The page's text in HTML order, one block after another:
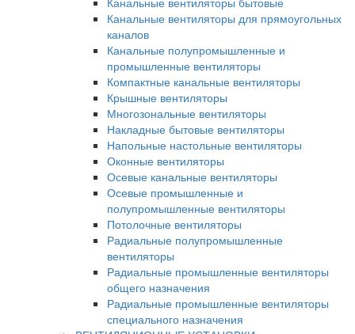
Канальные вентиляторы для прямоугольных
каналов
Канальные полупромышленные и
промышленные вентиляторы
Компактные канальные вентиляторы
Крышные вентиляторы
Многозональные вентиляторы
Накладные бытовые вентиляторы
Напольные настольные вентиляторы
Оконные вентиляторы
Осевые канальные вентиляторы
Осевые промышленные и
полупромышленные вентиляторы
Потолочные вентиляторы
Радиальные полупромышленные
вентиляторы
Радиальные промышленные вентиляторы
общего назначения
Радиальные промышленные вентиляторы
специального назначения